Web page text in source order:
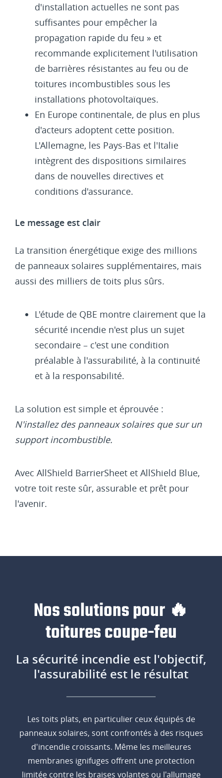
d'installation actuelles ne sont pas
suffisantes pour empêcher la
propagation rapide du feu » et
recommande explicitement l'utilisation
de barrières résistantes au feu ou de
toitures incombustibles sous les
installations photovoltaïques.
En Europe continentale, de plus en plus
d'acteurs adoptent cette position.
L'Allemagne, les Pays-Bas et l'Italie
intègrent des dispositions similaires
dans de nouvelles directives et
conditions d'assurance.
Le message est clair
La transition énergétique exige des millions
de panneaux solaires supplémentaires, mais
aussi des milliers de toits plus sûrs.
L'étude de QBE montre clairement que la
sécurité incendie n'est plus un sujet
secondaire – c'est une condition
préalable à l'assurabilité, à la continuité
et à la responsabilité.
La solution est simple et éprouvée :
N'installez des panneaux solaires que sur un
support incombustible.
Avec AllShield BarrierSheet et AllShield Blue,
votre toit reste sûr, assurable et prêt pour
l'avenir.
Nos solutions pour 🔥
toitures coupe-feu
La sécurité incendie est l'objectif,
l'assurabilité est le résultat
Les toits plats, en particulier ceux équipés de
panneaux solaires, sont confrontés à des risques
d'incendie croissants. Même les meilleures
membranes ignifuges offrent une protection
limitée contre les braises volantes ou l'allumage